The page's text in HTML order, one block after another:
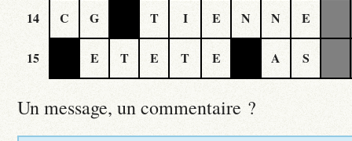
14 C G T I E N N E
15 E T E T E A S
Un message, un commentaire ?